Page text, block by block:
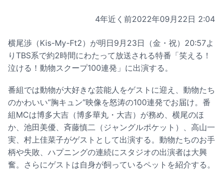
4年近く前2022年09月22日 2:04
横尾渉（Kis-My-Ft2）が明日9月23日（金・祝）20:57よ
りTBS系で約2時間にわたって放送される特番「笑える！
泣ける！動物スクープ100連発」に出演する。
番組では動物が大好きな芸能人をゲストに迎え、動物たち
のかわいい“胸キュン”映像を怒涛の100連発でお届け。番
組MCは博多大吉（博多華丸・大吉）が務め、横尾のほ
か、池田美優、斉藤慎二（ジャングルポケット）、高山一
実、村上佳菜子がゲストとして出演する。動物たちのお手
柄や失敗、ハプニングの連続にスタジオの出演者は大興
奮。さらにゲストは自身が飼っているペットを紹介する。